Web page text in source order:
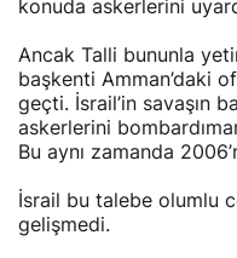
konuda askerlerini
Ancak Talli bununla
başkenti Amman’daki
geçti. İsrail’in savaşın
askerlerini
Bu aynı zamanda
İsrail bu talebe olumlu
gelişmedi.